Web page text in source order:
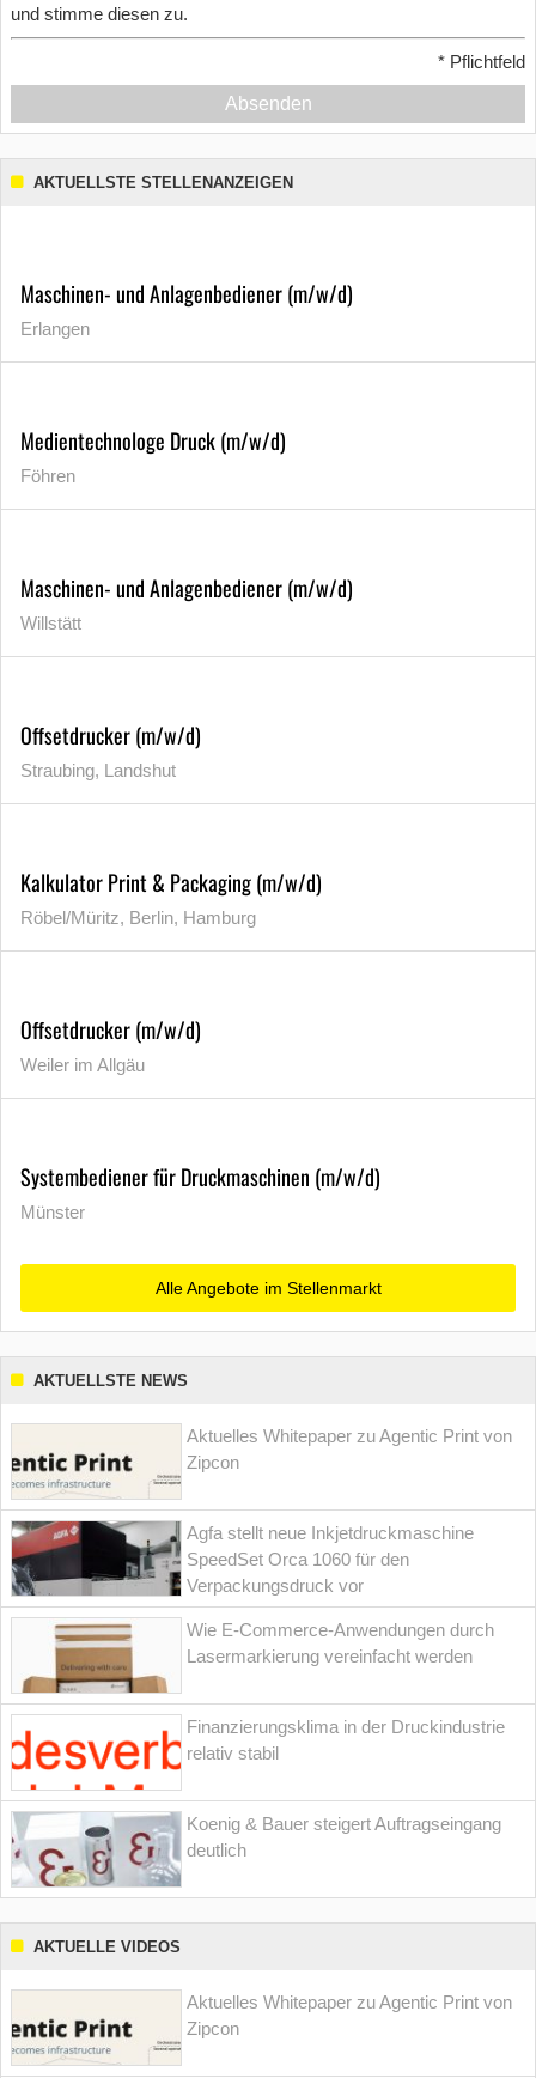
und stimme diesen zu.
* Pflichtfeld
Absenden
AKTUELLSTE STELLENANZEIGEN
Maschinen- und Anlagenbediener (m/w/d)
Erlangen
Medientechnologe Druck (m/w/d)
Föhren
Maschinen- und Anlagenbediener (m/w/d)
Willstätt
Offsetdrucker (m/w/d)
Straubing, Landshut
Kalkulator Print & Packaging (m/w/d)
Röbel/Müritz, Berlin, Hamburg
Offsetdrucker (m/w/d)
Weiler im Allgäu
Systembediener für Druckmaschinen (m/w/d)
Münster
Alle Angebote im Stellenmarkt
AKTUELLSTE NEWS
Aktuelles Whitepaper zu Agentic Print von
Zipcon
Agfa stellt neue Inkjetdruckmaschine
SpeedSet Orca 1060 für den
Verpackungsdruck vor
Wie E-Commerce-Anwendungen durch
Lasermarkierung vereinfacht werden
Finanzierungsklima in der Druckindustrie
relativ stabil
Koenig & Bauer steigert Auftragseingang
deutlich
AKTUELLE VIDEOS
Aktuelles Whitepaper zu Agentic Print von
Zipcon